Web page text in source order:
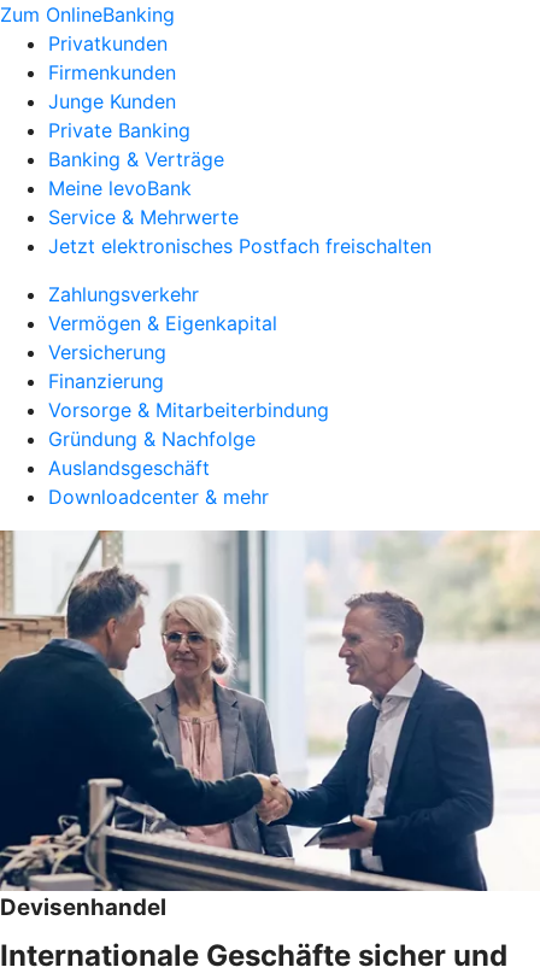
Zum OnlineBanking
Privatkunden
Firmenkunden
Junge Kunden
Private Banking
Banking & Verträge
Meine levoBank
Service & Mehrwerte
Jetzt elektronisches Postfach freischalten
Zahlungsverkehr
Vermögen & Eigenkapital
Versicherung
Finanzierung
Vorsorge & Mitarbeiterbindung
Gründung & Nachfolge
Auslandsgeschäft
Downloadcenter & mehr
Devisenhandel
Internationale Geschäfte sicher und